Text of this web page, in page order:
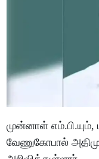
முன்னாள்
வேணுகோபால்